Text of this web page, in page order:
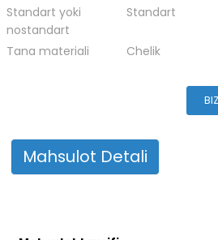
Standart yoki
nostandart
Standart
Tana materiali Chelik
Mahsulot Detali